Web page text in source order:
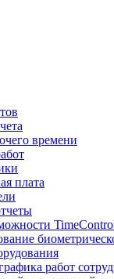
времени
плата
работ